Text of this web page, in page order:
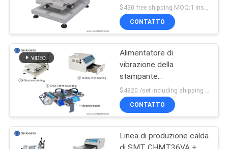
DI
NOI
VISITA
FABBRICA
della stampante 3040
dello stampino di alta
precisione
$430 free shipping MOQ:1 insieme
CONTATTO
Alimentatore di
vibrazione della
stampante
3040/CHMT48VB+ dello
stampino, catena di
montaggio del PWB di
riflusso
CONTATTO
Linea di produzione calda